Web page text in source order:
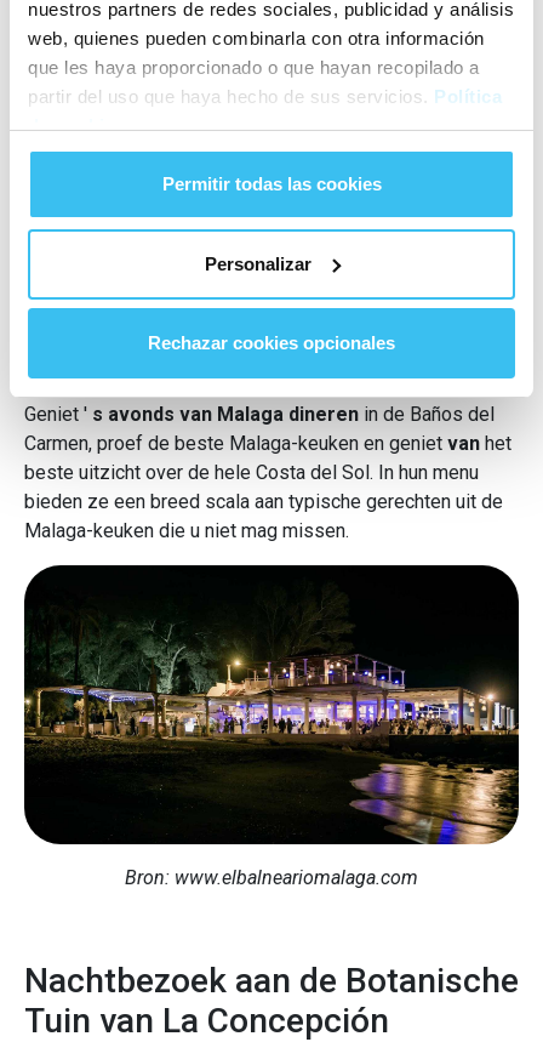
nuestros partners de redes sociales, publicidad y análisis
web, quienes pueden combinarla con otra información
que les haya proporcionado o que hayan recopilado a
partir del uso que haya hecho de sus servicios. Política
de cookies
Permitir todas las cookies
Personalizar
Rechazar cookies opcionales
Bron: www.flickr.com
Dineer 's avonds in Los Baños
del Carmen in Malaga
LosBaños del Carmenis een van de meest bijzondere
was een van de meest innovatieve projecten van zijn tijd.
Na meer dan 100 jaar heeft de Spa zijn essentie niet
verloren, het is een uniek restaurant in de stad vol historie
Geniet ' s avonds van Malaga dineren in de Baños del
Carmen, proef de beste Malaga-keuken en geniet van het
beste uitzicht over de hele Costa del Sol. In hun menu
bieden ze een breed scala aan typische gerechten uit de
Malaga-keuken die u niet mag missen.
Bron: www.elbalneariomalaga.com
Nachtbezoek aan de Botanische
Tuin van La Concepción